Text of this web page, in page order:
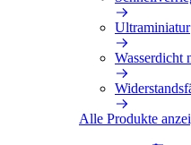
Ultraminiatur
Wasserdicht
Alle Produkte